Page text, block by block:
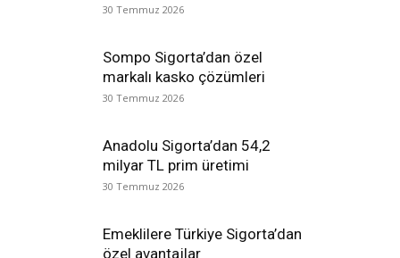
30 Temmuz 2026
Sompo Sigorta’dan özel
markalı kasko çözümleri
30 Temmuz 2026
Anadolu Sigorta’dan 54,2
milyar TL prim üretimi
30 Temmuz 2026
Emeklilere Türkiye Sigorta’dan
özel avantajlar